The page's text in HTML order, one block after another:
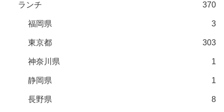
ランチ 370
福岡県 3
東京都 303
神奈川県 1
静岡県 1
長野県 8